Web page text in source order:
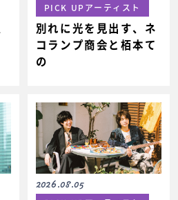
PICK UPアーティスト
別れに光を見出す、ネ
コランプ商会と栢本て
の
2026.08.05